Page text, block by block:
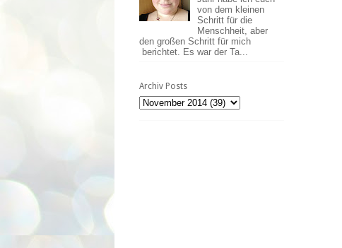
von dem kleinen
Schritt für die
Menschheit, aber
den großen Schritt für mich
berichtet. Es war der Ta...
Archiv Posts